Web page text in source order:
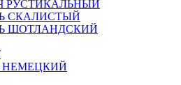
РУСТИКАЛЬНЫЙ
СКАЛИСТЫЙ
ШОТЛАНДСКИЙ
НЕМЕЦКИЙ